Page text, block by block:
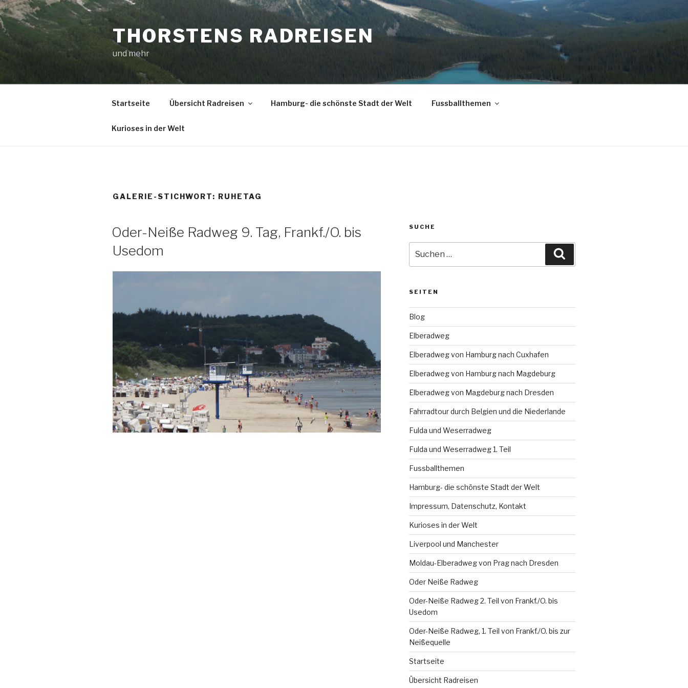
Zum
Inhalt
springen
THORSTENS RADREISEN
und mehr
Startseite Übersicht Radreisen Hamburg- die schönste Stadt der Welt Fussballthemen
Kurioses in der Welt
GALERIE-STICHWORT: RUHETAG
Oder-Neiße Radweg 9. Tag, Frankf./O. bis
Usedom
SUCHE
nach:
SEITEN
Blog
Elberadweg
Elberadweg von Hamburg nach Cuxhafen
Elberadweg von Hamburg nach Magdeburg
Elberadweg von Magdeburg nach Dresden
Fahrradtour durch Belgien und die Niederlande
Fulda und Weserradweg
Fulda und Weserradweg 1. Teil
Fussballthemen
Hamburg- die schönste Stadt der Welt
Impressum, Datenschutz, Kontakt
Kurioses in der Welt
Liverpool und Manchester
Moldau-Elberadweg von Prag nach Dresden
Oder Neiße Radweg
Oder-Neiße Radweg 2. Teil von Frankf./O. bis
Usedom
Oder-Neiße Radweg, 1. Teil von Frankf./O. bis zur
Neißequelle
Startseite
Übersicht Radreisen